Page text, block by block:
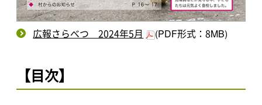
広報さらべつ 2024年5月 (PDF形式：8MB)
【目次】